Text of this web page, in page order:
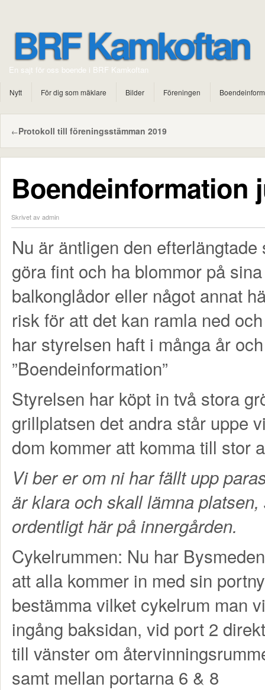
BRF Kamkoftan
En sajt för oss boende i BRF Kamkoftan
Nytt För dig som mäklare Bilder Föreningen
←Protokoll till föreningsstämman 2019
Boendeinformation
Skrivet av admin
Nu är äntligen den
göra fint och ha blommor på
balkonglådor eller något annat
risk för att det kan ramla ned
har styrelsen haft i många år
”Boendeinformation”
Styrelsen har köpt in två stora
grillplatsen det andra står uppe
dom kommer att komma till stor
Vi ber er om ni har fällt upp
är klara och skall lämna
ordentligt här på innergården.
Cykelrummen: Nu har
att alla kommer in med sin
bestämma vilket cykelrum man
ingång baksidan, vid port 2
till vänster om
samt mellan portarna 6 & 8